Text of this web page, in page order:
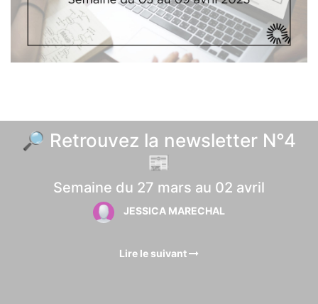
🔎 Retrouvez la newsletter N°4
📰
Semaine du 27 mars au 02 avril
JESSICA MARECHAL
Lire le suivant